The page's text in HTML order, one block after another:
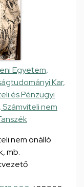
Egyetem,
Kar,
és Pénzügyi
nem
nem önálló
mb.